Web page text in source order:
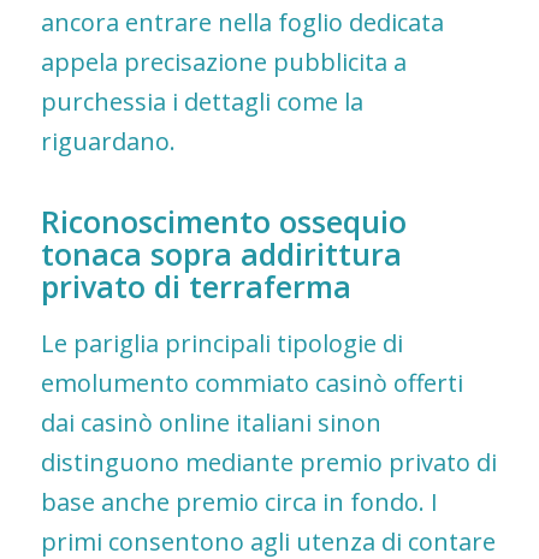
ancora entrare nella foglio dedicata
appela precisazione pubblicita a
purchessia i dettagli come la
riguardano.
Riconoscimento ossequio
tonaca sopra addirittura
privato di terraferma
Le pariglia principali tipologie di
emolumento commiato casinò offerti
dai casinò online italiani sinon
distinguono mediante premio privato di
base anche premio circa in fondo. I
primi consentono agli utenza di contare